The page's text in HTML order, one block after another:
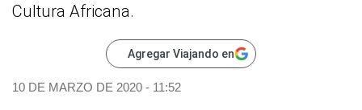
Cultura Africana.
Agregar Viajando en
10 DE MARZO DE 2020 - 11:52